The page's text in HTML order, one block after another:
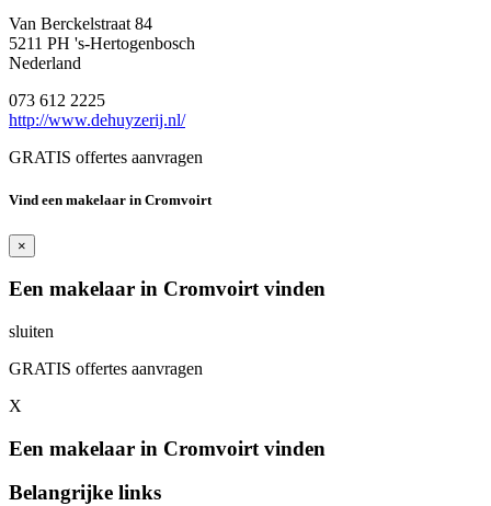
Van Berckelstraat 84
5211 PH 's-Hertogenbosch
Nederland
073 612 2225
http://www.dehuyzerij.nl/
GRATIS offertes aanvragen
Vind een makelaar in Cromvoirt
×
Een makelaar in Cromvoirt vinden
sluiten
GRATIS offertes aanvragen
X
Een makelaar in Cromvoirt vinden
Belangrijke links